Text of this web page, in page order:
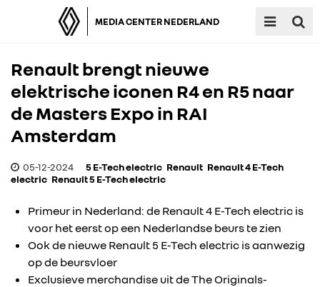
MEDIA CENTER NEDERLAND
Renault brengt nieuwe
elektrische iconen R4 en R5 naar
de Masters Expo in RAI
Amsterdam
05-12-2024 5 E-Tech electric Renault Renault 4 E-Tech
electric Renault 5 E-Tech electric
Primeur in Nederland: de Renault 4 E-Tech electric is
voor het eerst op een Nederlandse beurs te zien
Ook de nieuwe Renault 5 E-Tech electric is aanwezig
op de beursvloer
Exclusieve merchandise uit de The Originals-